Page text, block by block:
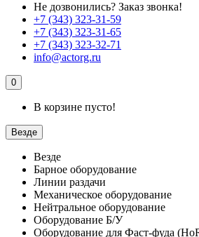
Не дозвонились? Заказ звонка!
+7 (343) 323-31-59
+7 (343) 323-31-65
+7 (343) 323-32-71
info@actorg.ru
0
В корзине пусто!
Везде
Везде
Барное оборудование
Линии раздачи
Механическое оборудование
Нейтральное оборудование
Оборудование Б/У
Оборудование для Фаст-фуда